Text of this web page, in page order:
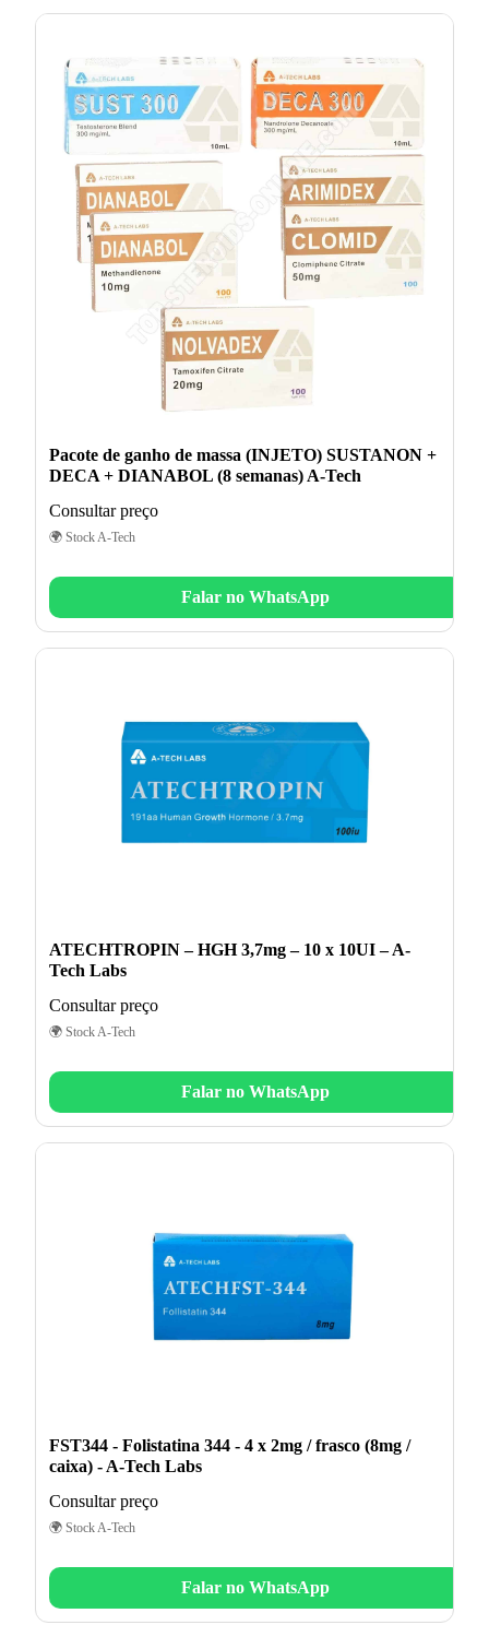
Pacote de ganho de massa (INJETO) SUSTANON +
DECA + DIANABOL (8 semanas) A-Tech
Consultar preço
🌍 Stock A-Tech
Falar no WhatsApp
ATECHTROPIN – HGH 3,7mg – 10 x 10UI – A-
Tech Labs
Consultar preço
🌍 Stock A-Tech
Falar no WhatsApp
FST344 - Folistatina 344 - 4 x 2mg / frasco (8mg /
caixa) - A-Tech Labs
Consultar preço
🌍 Stock A-Tech
Falar no WhatsApp